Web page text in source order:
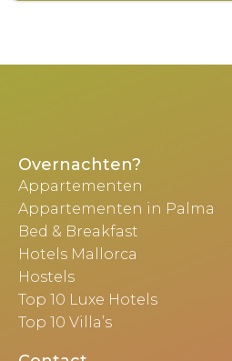
Overnachten?
Appartementen
Appartementen in Palma
Bed & Breakfast
Hotels Mallorca
Hostels
Top 10 Luxe Hotels
Top 10 Villa’s